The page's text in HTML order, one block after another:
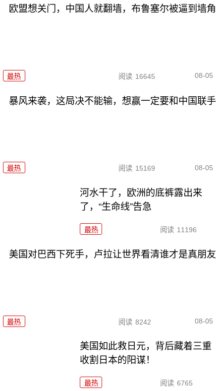
欧盟想关门，中国人就翻墙，布鲁塞尔被逼到墙角
最热 阅读 16645 08-05
暴风来袭，这局决不能输，想赢一定要和中国联手
最热 阅读 15169 08-05
河水干了，欧洲的底裤露出来
了，“生命线”告急
最热 阅读 11196
美国对巴西下死手，卢拉让世界看清谁才是真朋友
最热 阅读 8242 08-05
美国如此救日元，背后藏着三重
收割日本的阳谋！
最热 阅读 6765